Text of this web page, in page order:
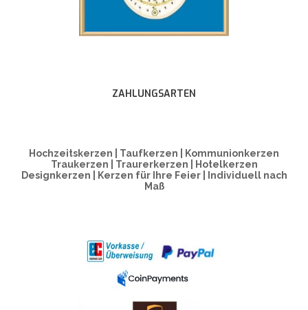
ZAHLUNGSARTEN
Hochzeitskerzen | Taufkerzen | Kommunionkerzen
Traukerzen | Traurerkerzen | Hotelkerzen
Designkerzen | Kerzen für Ihre Feier | Individuell nach
Maß